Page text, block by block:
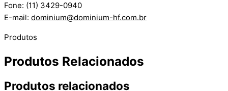
Fone: (11) 3429-0940
E-mail: dominium@dominium-hf.com.br
Produtos
Produtos Relacionados
Produtos relacionados